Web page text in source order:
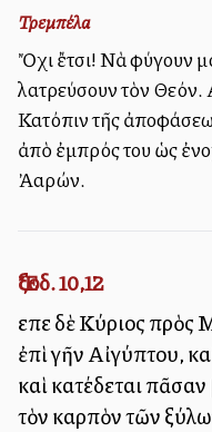
Τρεμπέλα
Ὄχι ἔτσι! Νὰ φύγουν
λατρεύσουν τὸν Θεόν.
Κατόπιν τῆς
ἀπὸ ἐμπρός του ὡς
Ἀαρών.
Ἔξοδ. 10,12
εἶπε δὲ Κύριος πρὸς
ἐπὶ γῆν Αἰγύπτου,
καὶ κατέδεται
τὸν καρπὸν τῶν